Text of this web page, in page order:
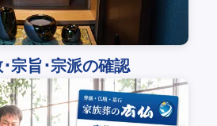
宗旨･宗派の確認